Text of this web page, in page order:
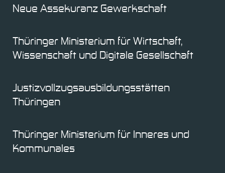
Neue Assekuranz Gewerkschaft
Thüringer Ministerium für Wirtschaft,
Wissenschaft und Digitale Gesellschaft
Justizvollzugsausbildungsstätten
Thüringen
Thüringer Ministerium für Inneres und
Kommunales